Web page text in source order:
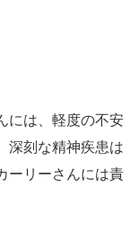
には、軽度の不安
深刻な精神疾患は
ーリーさんには責